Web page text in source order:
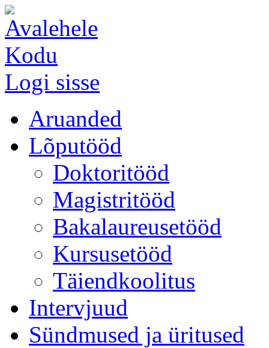
Kodu
Logi sisse
Aruanded
Lõputööd
Doktoritööd
Magistritööd
Bakalaureusetööd
Kursusetööd
Täiendkoolitus
Intervjuud
Sündmused ja üritused